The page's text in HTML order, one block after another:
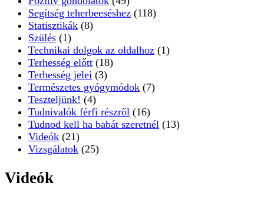
Segítség teherbeeséshez (118)
Statisztikák (8)
Szülés (1)
Technikai dolgok az oldalhoz (1)
Terhesség előtt (18)
Terhesség jelei (3)
Természetes gyógymódok (7)
Teszteljünk! (4)
Tudnivalók férfi részről (16)
Tudnod kell ha babát szeretnél (13)
Videók (21)
Vizsgálatok (25)
Videók